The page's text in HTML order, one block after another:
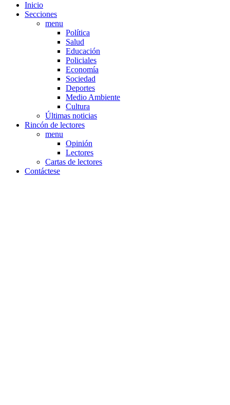
Inicio
Secciones
menu
Política
Salud
Educación
Policiales
Economía
Sociedad
Deportes
Medio Ambiente
Cultura
Últimas noticias
Rincón de lectores
menu
Opinión
Lectores
Cartas de lectores
Contáctese